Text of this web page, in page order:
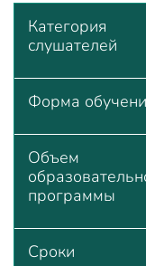
Категория
слушателей
Форма
Объем
программы
Сроки